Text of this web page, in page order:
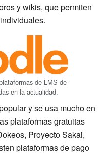
y wikis, que permiten
de LMS de
en la actualidad.
y se usa mucho en
plataformas gratuitas
Proyecto Sakai,
plataformas de pago